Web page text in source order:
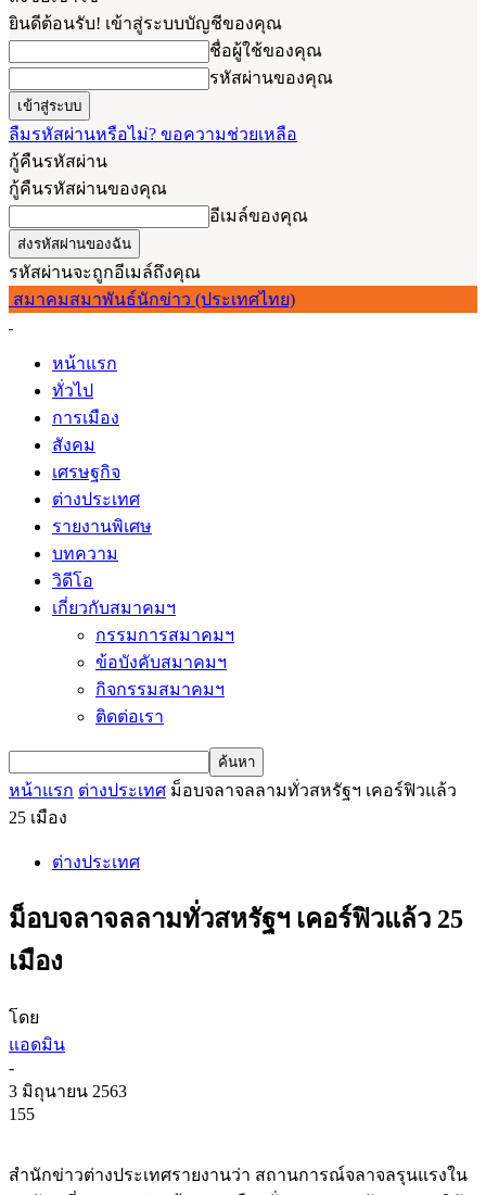
ยินดีต้อนรับ! เข้าสู่ระบบบัญชีของคุณ
ชื่อผู้ใช้ของคุณ
รหัสผ่านของคุณ
ลืมรหัสผ่านหรือไม่? ขอความช่วยเหลือ
กู้คืนรหัสผ่าน
กู้คืนรหัสผ่านของคุณ
อีเมล์ของคุณ
รหัสผ่านจะถูกอีเมล์ถึงคุณ
สมาคมสมาพันธ์นักข่าว (ประเทศไทย)
หน้าแรก
ทั่วไป
การเมือง
สังคม
เศรษฐกิจ
ต่างประเทศ
รายงานพิเศษ
บทความ
วิดีโอ
เกี่ยวกับสมาคมฯ
กรรมการสมาคมฯ
ข้อบังคับสมาคมฯ
กิจกรรมสมาคมฯ
ติดต่อเรา
หน้าแรก ต่างประเทศ ม็อบจลาจลลามทั่วสหรัฐฯ เคอร์ฟิวแล้ว
25 เมือง
ต่างประเทศ
ม็อบจลาจลลามทั่วสหรัฐฯ เคอร์ฟิวแล้ว 25
เมือง
โดย
แอดมิน
-
3 มิถุนายน 2563
155
สำนักข่าวต่างประเทศรายงานว่า สถานการณ์จลาจลรุนแรงใน